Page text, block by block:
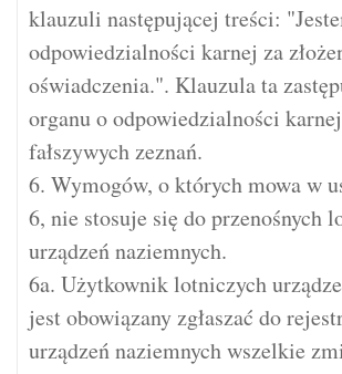
klauzuli następującej treści:
odpowiedzialności karnej za
oświadczenia.". Klauzula ta
organu o odpowiedzialności
fałszywych zeznań.
6. Wymogów, o których mowa w
6, nie stosuje się do przenośnych
urządzeń naziemnych.
6a. Użytkownik lotniczych
jest obowiązany zgłaszać do
urządzeń naziemnych wszelkie